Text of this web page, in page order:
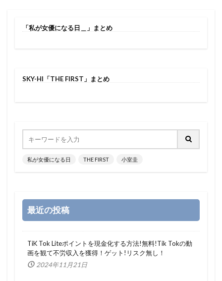
「私が女優になる日＿」まとめ
SKY-HI「THE FIRST」まとめ
私が女優になる日 THE FIRST 小室圭
最近の投稿
TiK Tok Liteポイントを現金化する方法!無料!Tik Tokの動
画を観て不労収入を獲得！ゲット!リスク無し！
2024年11月21日